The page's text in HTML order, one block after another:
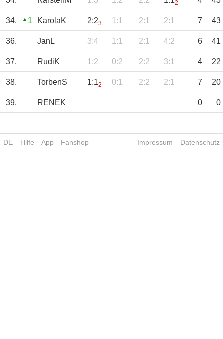
2
34. 1 KarolaK 2:23 1:1 2:1 2:1 7 43
36. JanL 3:4 1:1 2:1 4:2 6 41
37. RudiK 1:2 0:2 2:2 3:1 4 22
38. TorbenS 1:12 0:1 2:2 2:1 7 20
39. RENEK 0 0
DE Hilfe App Fanshop Impressum Datenschutz